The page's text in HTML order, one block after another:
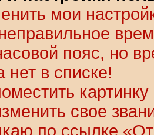
мои
пояс, но
нет в списке!
свое
по ссылке